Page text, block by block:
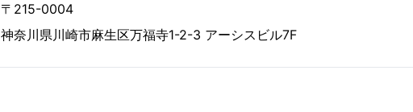
〒215-0004
神奈川県川崎市麻生区万福寺1-2-3 アーシスビル7F